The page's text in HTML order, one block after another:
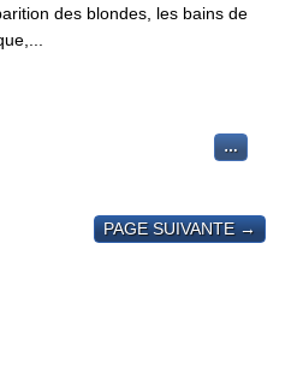
des blondes, les bains de
…
PAGE SUIVANTE →